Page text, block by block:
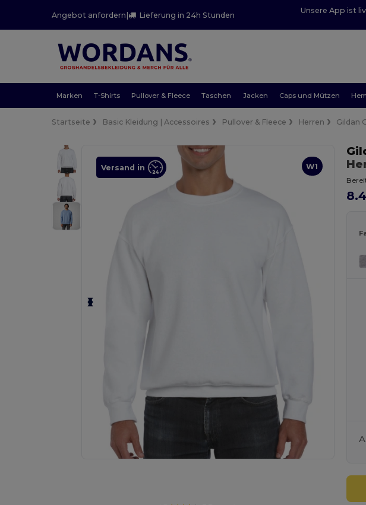
Angebot anfordern| Lieferung in 24h Stunden
Unsere App ist
Marken T-Shirts Pullover & Fleece Taschen Jacken Caps und Mützen
Startseite Basic Kleidung | Accessoires Pullover & Fleece Herren Gildan
W1
Versand in